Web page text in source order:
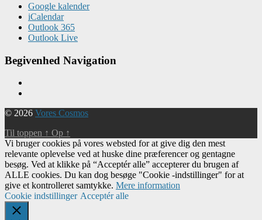
Google kalender
iCalendar
Outlook 365
Outlook Live
Begivenhed Navigation
© 2026 Vores Cosmos
Til toppen ↑ Op ↑
Vi bruger cookies på vores websted for at give dig den mest
relevante oplevelse ved at huske dine præferencer og gentagne
besøg. Ved at klikke på “Acceptér alle” accepterer du brugen af ​​
ALLE cookies. Du kan dog besøge "Cookie -indstillinger" for at
give et kontrolleret samtykke. Mere information
Cookie indstillinger Acceptér alle